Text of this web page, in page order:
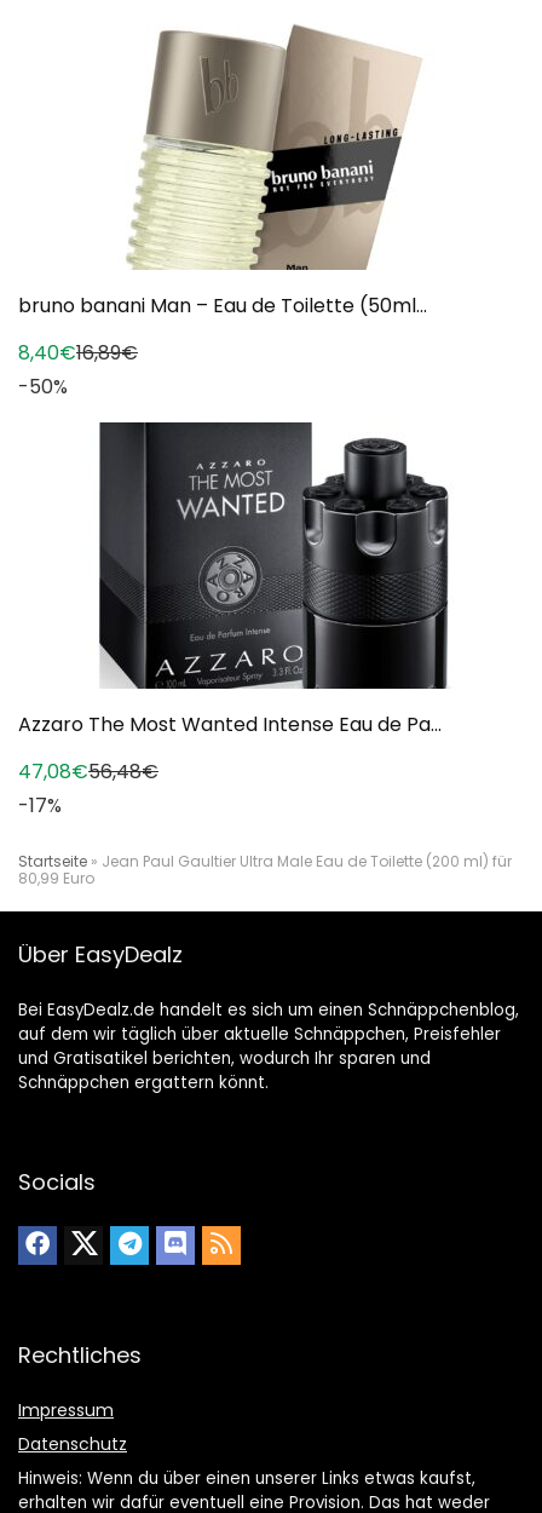
bruno banani Man – Eau de Toilette (50ml...
8,40€16,89€
-50%
Azzaro The Most Wanted Intense Eau de Pa...
47,08€56,48€
-17%
Startseite » Jean Paul Gaultier Ultra Male Eau de Toilette (200 ml) für
80,99 Euro
Über EasyDealz
Bei EasyDealz.de handelt es sich um einen Schnäppchenblog,
auf dem wir täglich über aktuelle Schnäppchen, Preisfehler
und Gratisatikel berichten, wodurch Ihr sparen und
Schnäppchen ergattern könnt.
Socials
Rechtliches
Impressum
Datenschutz
Hinweis: Wenn du über einen unserer Links etwas kaufst,
erhalten wir dafür eventuell eine Provision. Das hat weder